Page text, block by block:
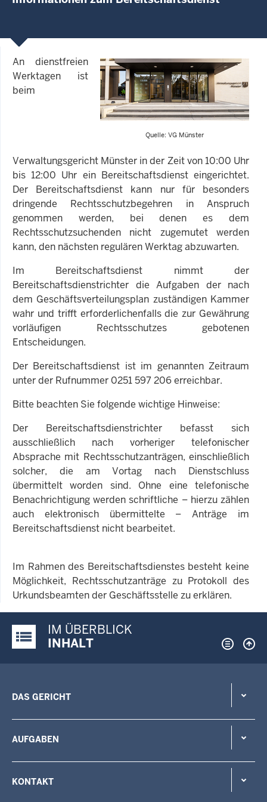
Quelle: VG Münster
An dienstfreien
Werktagen ist
beim
Verwaltungsgericht Münster in der Zeit von 10:00 Uhr
bis 12:00 Uhr ein Bereitschaftsdienst eingerichtet.
Der Bereitschaftsdienst kann nur für besonders
dringende Rechtsschutzbegehren in Anspruch
genommen werden, bei denen es dem
Rechtsschutzsuchenden nicht zugemutet werden
kann, den nächsten regulären Werktag abzuwarten.
Im Bereitschaftsdienst nimmt der
Bereitschaftsdienstrichter die Aufgaben der nach
dem Geschäftsverteilungsplan zuständigen Kammer
wahr und trifft erforderlichenfalls die zur Gewährung
vorläufigen Rechtsschutzes gebotenen
Entscheidungen.
Der Bereitschaftsdienst ist im genannten Zeitraum
unter der Rufnummer 0251 597 206 erreichbar.
Bitte beachten Sie folgende wichtige Hinweise:
Der Bereitschaftsdienstrichter befasst sich
ausschließlich nach vorheriger telefonischer
Absprache mit Rechtsschutzanträgen, einschließlich
solcher, die am Vortag nach Dienstschluss
übermittelt worden sind. Ohne eine telefonische
Benachrichtigung werden schriftliche – hierzu zählen
auch elektronisch übermittelte – Anträge im
Bereitschaftsdienst nicht bearbeitet.
Im Rahmen des Bereitschaftsdienstes besteht keine
Möglichkeit, Rechtsschutzanträge zu Protokoll des
Urkundsbeamten der Geschäftsstelle zu erklären.
Justiz-Portal im Überblick:
IM ÜBERBLICK
INHALT
DAS GERICHT
AUFGABEN
KONTAKT